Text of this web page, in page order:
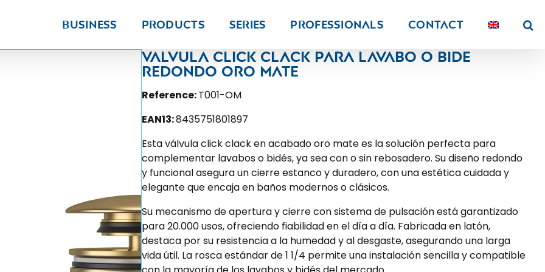
Business Products Series PROFESSIONALS Contact
Valvula click clack para lavabo o bide
redondo oro mate
Reference:T001-OM
EAN13:8435751801897
Esta válvula click clack en acabado oro mate es la solución perfecta para
complementar lavabos o bidés, ya sea con o sin rebosadero. Su diseño redondo
y funcional asegura un cierre estanco y duradero, con una estética cuidada y
elegante que encaja en baños modernos o clásicos.
Su mecanismo de apertura y cierre con sistema de pulsación está garantizado
para 20.000 usos, ofreciendo fiabilidad en el día a día. Fabricada en latón,
destaca por su resistencia a la humedad y al desgaste, asegurando una larga
vida útil. La rosca estándar de 1 1/4 permite una instalación sencilla y compatible